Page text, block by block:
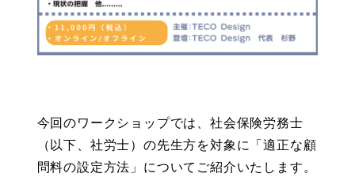
今回のワークショップでは、社会保険労務士
（以下、社労士）の先生方を対象に「適正な顧
問料の設定方法」についてご紹介いたします。